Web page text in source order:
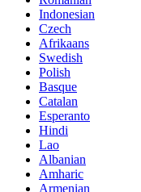
Indonesian
Czech
Afrikaans
Swedish
Polish
Basque
Catalan
Esperanto
Hindi
Lao
Albanian
Amharic
Armenian